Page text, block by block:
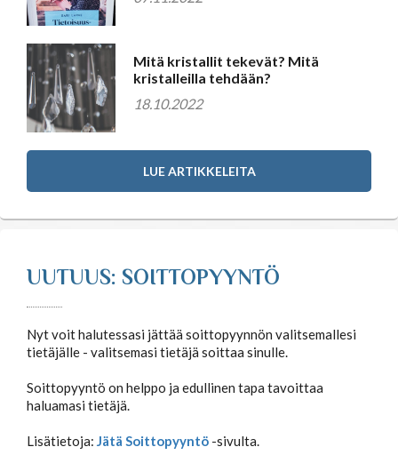
Mitä kristallit tekevät? Mitä
kristalleilla tehdään?
18.10.2022
LUE ARTIKKELEITA
UUTUUS: SOITTOPYYNTÖ
Nyt voit halutessasi jättää soittopyynnön valitsemallesi
tietäjälle - valitsemasi tietäjä soittaa sinulle.
Soittopyyntö on helppo ja edullinen tapa tavoittaa
haluamasi tietäjä.
Lisätietoja: Jätä Soittopyyntö -sivulta.